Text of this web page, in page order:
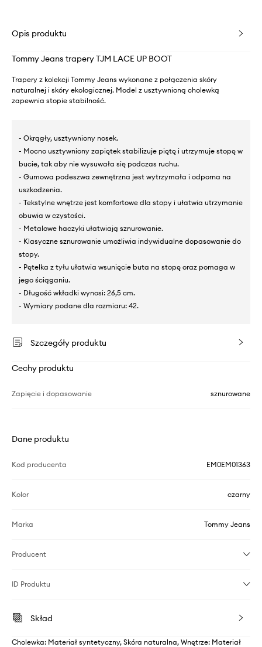
Opis produktu
Tommy Jeans trapery TJM LACE UP BOOT
Trapery z kolekcji Tommy Jeans wykonane z połączenia skóry
naturalnej i skóry ekologicznej. Model z usztywnioną cholewką
zapewnia stopie stabilność.
- Okrągły, usztywniony nosek.
- Mocno usztywniony zapiętek stabilizuje piętę i utrzymuje stopę w
bucie, tak aby nie wysuwała się podczas ruchu.
- Gumowa podeszwa zewnętrzna jest wytrzymała i odporna na
uszkodzenia.
- Tekstylne wnętrze jest komfortowe dla stopy i ułatwia utrzymanie
obuwia w czystości.
- Metalowe haczyki ułatwiają sznurowanie.
- Klasyczne sznurowanie umożliwia indywidualne dopasowanie do
stopy.
- Pętelka z tyłu ułatwia wsunięcie buta na stopę oraz pomaga w
jego ściąganiu.
- Długość wkładki wynosi: 26,5 cm.
- Wymiary podane dla rozmiaru: 42.
Szczegóły produktu
Cechy produktu
Zapięcie i dopasowanie sznurowane
Dane produktu
Kod producenta EM0EM01363
Kolor czarny
Marka Tommy Jeans
Producent
ID Produktu
Skład
Cholewka: Materiał syntetyczny, Skóra naturalna, Wnętrze: Materiał